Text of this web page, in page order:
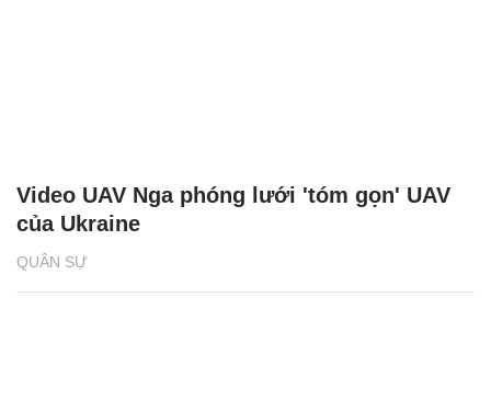
QUÂN SỰ
Video UAV Nga phóng lưới 'tóm gọn' UAV
của Ukraine